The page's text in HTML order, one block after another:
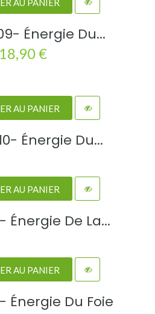
AU PANIER
Énergie Du...
18,90 €
AU PANIER
Énergie Du...
AU PANIER
Énergie De La...
AU PANIER
Énergie Du Foie